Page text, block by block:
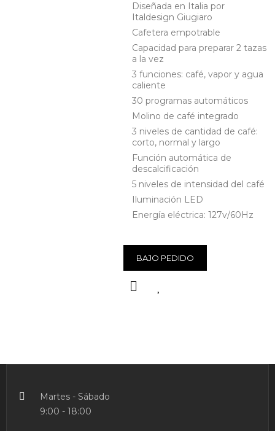
Diseñada en Italia por
Italdesign Giugiaro
Cafetera empotrable
Capacidad para preparar 2 tazas
a la vez
3 funciones: café, vapor y agua
caliente
30 programas automáticos
Molino de café integrado
3 niveles de cantidad de café:
corto, normal y largo
Función automática de
descalcificación
5 niveles de intensidad del café
Iluminación LED
Energía eléctrica: 127v/60Hz
BAJO PEDIDO
Martes - Sábado
9:00 - 18:00
SET
BATERIA
INDUCCIÓN
Inoxidable Está
Compuesto Por: 1
Cm 1 Cazuela Ø 16
Producto